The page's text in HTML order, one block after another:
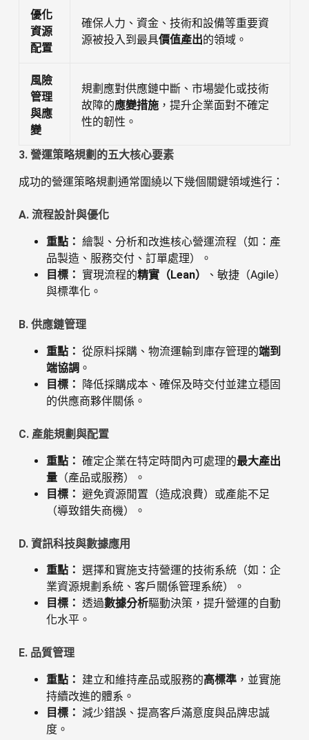
優化
資源
配置
確保人力、資金、技術和設備等重要資
源被投入到最具價值產出的領域。
風險
管理
與應
變
規劃應對供應鏈中斷、市場變化或技術
故障的應變措施，提升企業面對不確定
性的韌性。
3. 營運策略規劃的五大核心要素
成功的營運策略規劃通常圍繞以下幾個關鍵領域進行：
A. 流程設計與優化
重點： 繪製、分析和改進核心營運流程（如：產
品製造、服務交付、訂單處理）。
目標： 實現流程的精實（Lean）
、敏捷（Agile）
與標準化。
B. 供應鏈管理
重點： 從原料採購、物流運輸到庫存管理的端到
端協調 。
目標：
降低採購成本、確保及時交付並建立穩固
的供應商夥伴關係。
C. 產能規劃與配置
重點： 確定企業在特定時間內可處理的最大產出
量（產品或服務）。
目標： 避免資源閒置（造成浪費）或產能不足
（導致錯失商機）。
D. 資訊科技與數據應用
重點： 選擇和實施支持營運的技術系統（如：企
業資源規劃系統、客戶關係管理系統）。
目標： 透過數據分析驅動決策，提升營運的自動
化水平。
E. 品質管理
重點： 建立和維持產品或服務的高標準，並實施
持續改進的體系。
目標： 減少錯誤、提高客戶滿意度與品牌忠誠
度。